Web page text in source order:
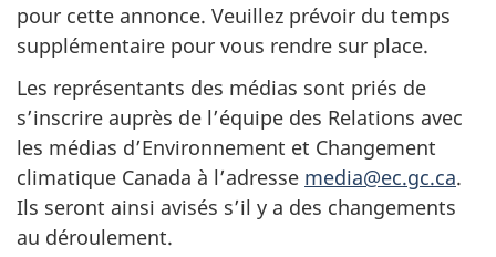
pour cette annonce. Veuillez prévoir du temps
supplémentaire pour vous rendre sur place.
Les représentants des médias sont priés de
s’inscrire auprès de l’équipe des Relations avec
les médias d’Environnement et Changement
climatique Canada à l’adresse media@ec.gc.ca.
Ils seront ainsi avisés s’il y a des changements
au déroulement.